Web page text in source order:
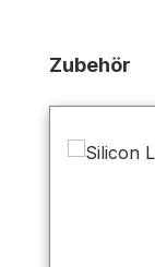
Produktgalerie
Zubehör